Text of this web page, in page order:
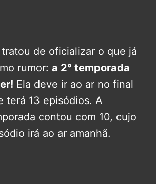
de oficializar o que já
rumor: a 2° temporada
Ela deve ir ao ar no final
terá 13 episódios. A
contou com 10, cujo
irá ao ar amanhã.